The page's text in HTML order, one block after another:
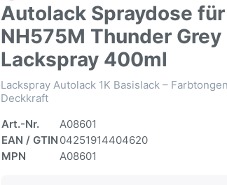
Autolack Spraydose
NH575M Thunder
Lackspray 400ml
Lackspray Autolack 1K Basislack –
Deckkraft
Art.-Nr.
A08601
EAN / GTIN 04251914404620
MPN
A08601